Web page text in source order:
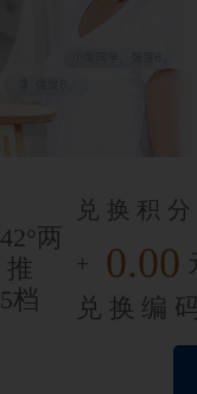
两
档
兑换积
+ 0.00
兑换编